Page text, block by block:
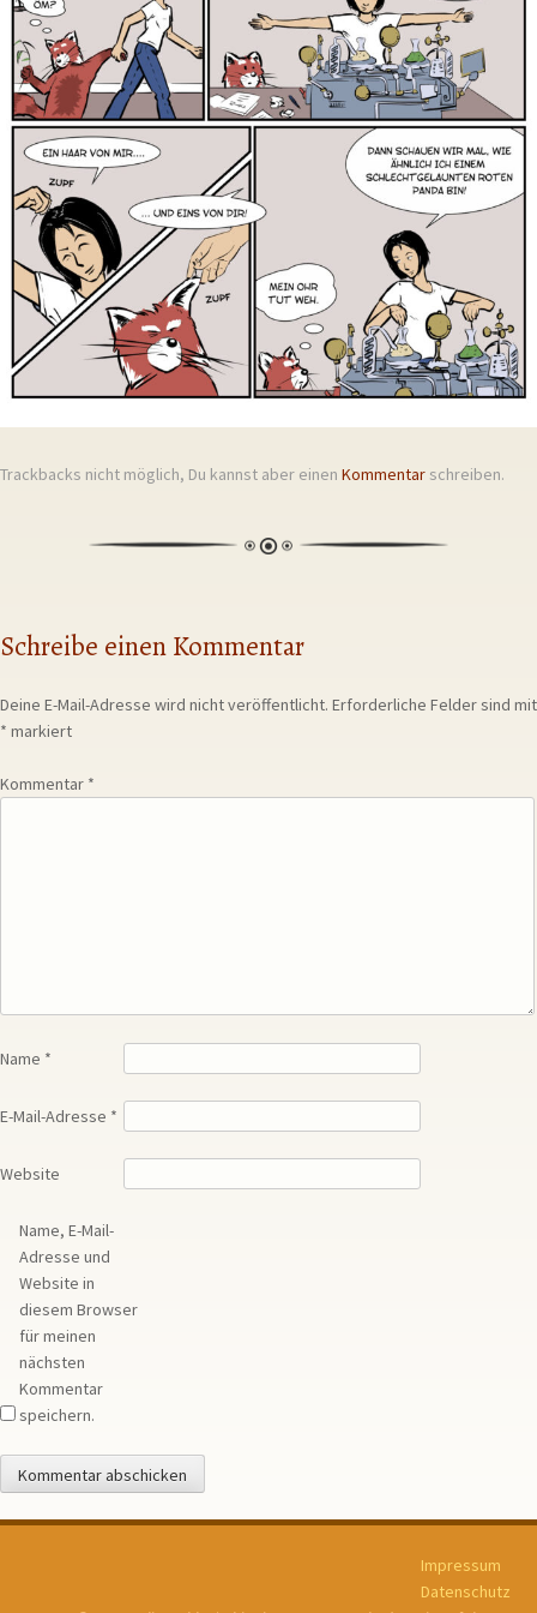
Trackbacks nicht möglich, Du kannst aber einen Kommentar schreiben.
Schreibe einen Kommentar
Deine E-Mail-Adresse wird nicht veröffentlicht. Erforderliche Felder sind mit
* markiert
Kommentar *
Name *
E-Mail-Adresse *
Website
Name, E-Mail-
Adresse und
Website in
diesem Browser
für meinen
nächsten
Kommentar
speichern.
Impressum
Datenschutz